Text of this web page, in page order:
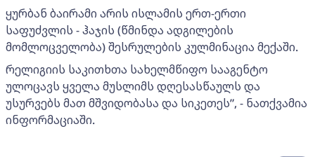
ყურბან ბაირამი არის ისლამის ერთ-ერთი
საფუძვლის - ჰაჯის (წმინდა ადგილების
მომლოცველობა) შესრულების კულმინაცია მექაში.
რელიგიის საკითხთა სახელმწიფო სააგენტო
ულოცავს ყველა მუსლიმს დღესასწაულს და
უსურვებს მათ მშვიდობასა და სიკეთეს”, - ნათქვამია
ინფორმაციაში.